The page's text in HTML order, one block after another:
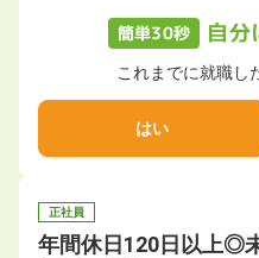
簡単30秒 自分
これまでに就職し
はい
正社員
年間休⽇120⽇以上◎